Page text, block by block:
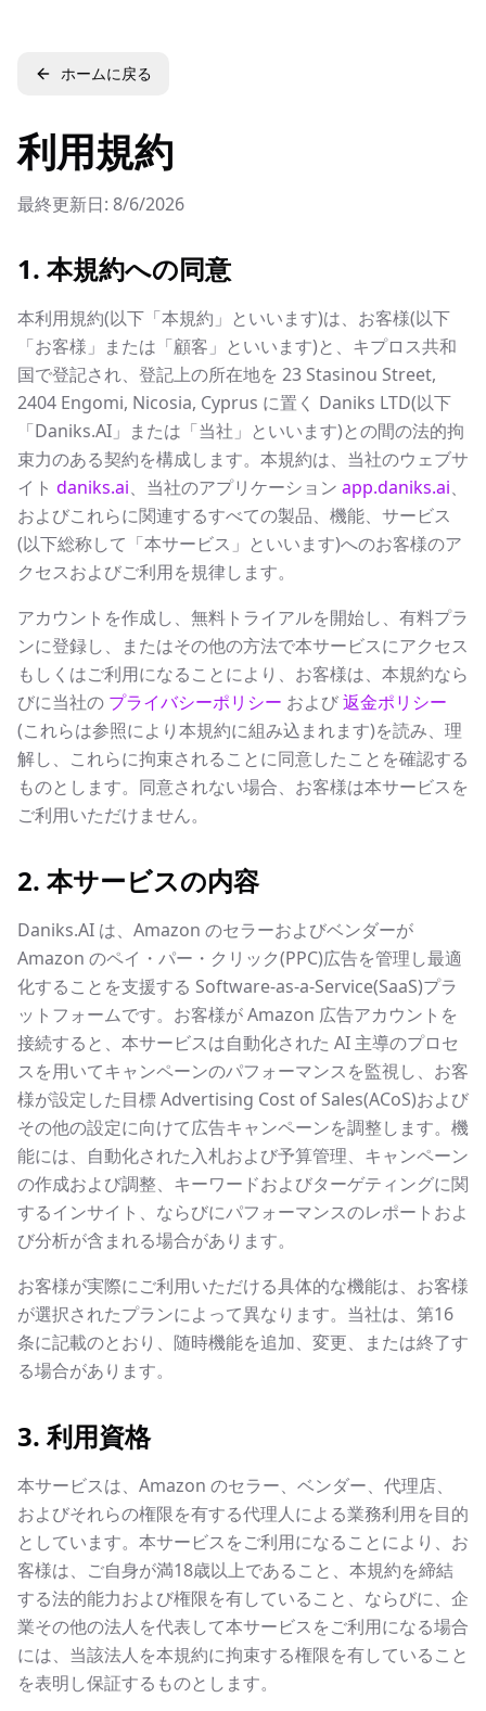
ホームに戻る
利用規約
最終更新日: 8/6/2026
1. 本規約への同意
本利用規約(以下「本規約」といいます)は、お客様(以下
「お客様」または「顧客」といいます)と、キプロス共和
国で登記され、登記上の所在地を 23 Stasinou Street,
2404 Engomi, Nicosia, Cyprus に置く Daniks LTD(以下
「Daniks.AI」または「当社」といいます)との間の法的拘
束力のある契約を構成します。本規約は、当社のウェブサ
イト daniks.ai、当社のアプリケーション app.daniks.ai、
およびこれらに関連するすべての製品、機能、サービス
(以下総称して「本サービス」といいます)へのお客様のア
クセスおよびご利用を規律します。
アカウントを作成し、無料トライアルを開始し、有料プラ
ンに登録し、またはその他の方法で本サービスにアクセス
もしくはご利用になることにより、お客様は、本規約なら
びに当社の プライバシーポリシー および返金ポリシー
(これらは参照により本規約に組み込まれます)を読み、理
解し、これらに拘束されることに同意したことを確認する
ものとします。同意されない場合、お客様は本サービスを
ご利用いただけません。
2. 本サービスの内容
Daniks.AI は、Amazon のセラーおよびベンダーが
Amazon のペイ・パー・クリック(PPC)広告を管理し最適
化することを支援する Software-as-a-Service(SaaS)プラ
ットフォームです。お客様が Amazon 広告アカウントを
接続すると、本サービスは自動化された AI 主導のプロセ
スを用いてキャンペーンのパフォーマンスを監視し、お客
様が設定した目標 Advertising Cost of Sales(ACoS)および
その他の設定に向けて広告キャンペーンを調整します。機
能には、自動化された入札および予算管理、キャンペーン
の作成および調整、キーワードおよびターゲティングに関
するインサイト、ならびにパフォーマンスのレポートおよ
び分析が含まれる場合があります。
お客様が実際にご利用いただける具体的な機能は、お客様
が選択されたプランによって異なります。当社は、第16
条に記載のとおり、随時機能を追加、変更、または終了す
る場合があります。
3. 利用資格
本サービスは、Amazon のセラー、ベンダー、代理店、
およびそれらの権限を有する代理人による業務利用を目的
としています。本サービスをご利用になることにより、お
客様は、ご自身が満18歳以上であること、本規約を締結
する法的能力および権限を有していること、ならびに、企
業その他の法人を代表して本サービスをご利用になる場合
には、当該法人を本規約に拘束する権限を有していること
を表明し保証するものとします。